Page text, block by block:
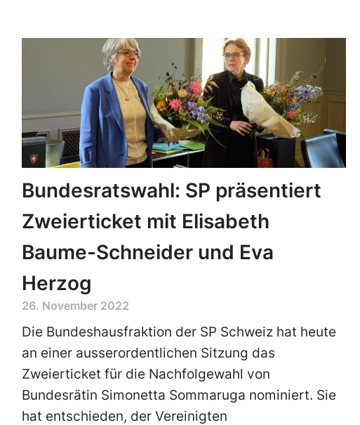
Bundesratswahl: SP präsentiert
Zweierticket mit Elisabeth
Baume-Schneider und Eva
Herzog
26. November 2022
Die Bundeshausfraktion der SP Schweiz hat heute
an einer ausserordentlichen Sitzung das
Zweierticket für die Nachfolgewahl von
Bundesrätin Simonetta Sommaruga nominiert. Sie
hat entschieden, der Vereinigten